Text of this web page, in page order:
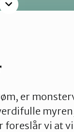
mer
er
vi at